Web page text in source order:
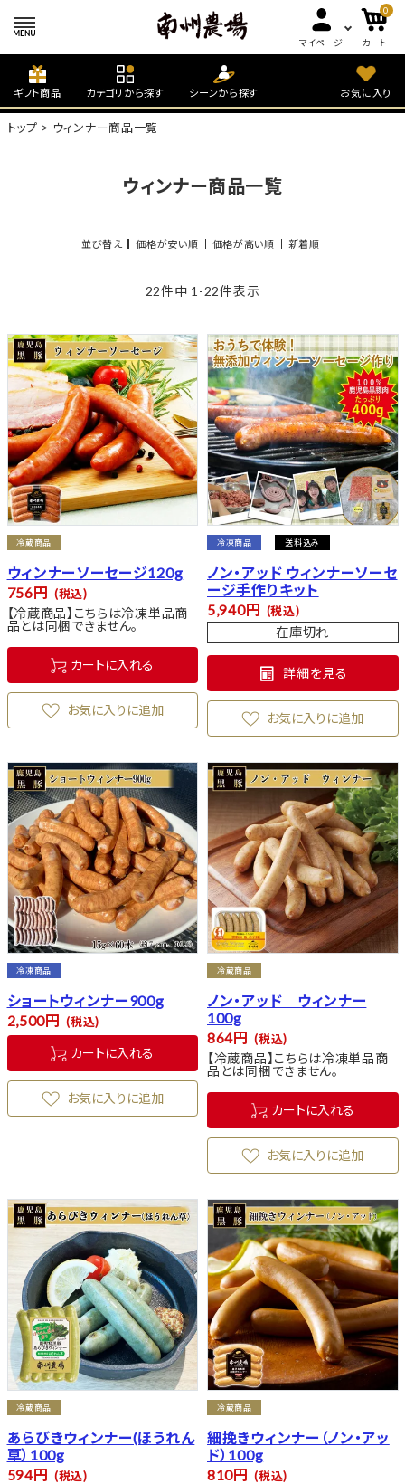
マイページ
0
カート
ギフト商品 カテゴリから探す シーンから探す お気に入り
トップ ウィンナー商品一覧
ウィンナー商品一覧
並び替え 価格が安い順 価格が高い順 新着順
22件中 1 -22件表示
冷蔵商品
ウィンナーソーセージ120g
756 税込
【冷蔵商品】こちらは冷凍単品商
品とは同梱できません。
カートに入れる
お気に入りに追加
冷凍商品 送料込み
ノン・アッド ウィンナーソーセ
ージ手作りキット
5,940 税込
在庫切れ
詳細を見る
お気に入りに追加
冷凍商品
ショートウィンナー900g
2,500 税込
カートに入れる
お気に入りに追加
冷蔵商品
ノン・アッド ウィンナー
100g
864 税込
【冷蔵商品】こちらは冷凍単品商
品とは同梱できません。
カートに入れる
お気に入りに追加
冷蔵商品
あらびきウィンナー(ほうれん
草）100g
594 税込
冷蔵商品
細挽きウィンナー（ノン・アッ
ド）100g
810 税込